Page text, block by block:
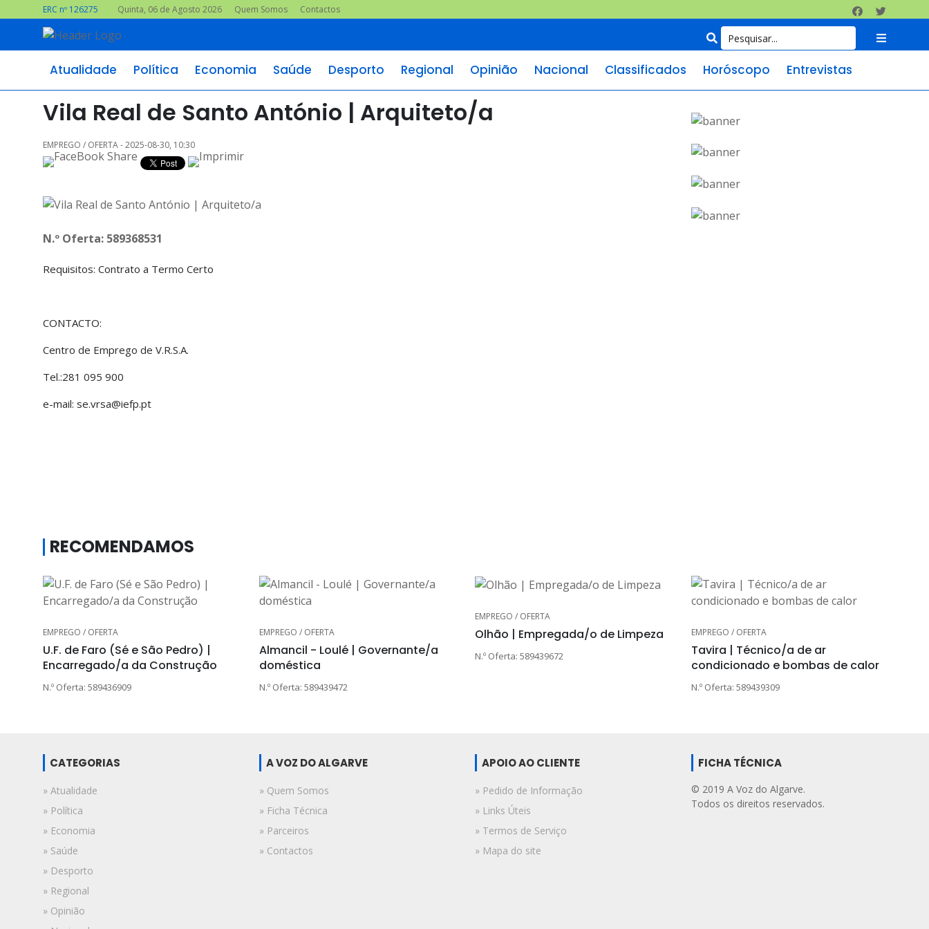
ERC nº 126275 Quinta, 06 de Agosto 2026 Quem Somos Contactos
Atualidade Política Economia Saúde Desporto Regional Opinião Nacional Classificados Horóscopo Entrevistas
Vila Real de Santo António | Arquiteto/a
EMPREGO / OFERTA - 2025-08-30, 10:30
N.º Oferta: 589368531
Requisitos: Contrato a Termo Certo
CONTACTO:
Centro de Emprego de V.R.S.A.
Tel.:281 095 900
e-mail: se.vrsa@iefp.pt
RECOMENDAMOS
EMPREGO / OFERTA
U.F. de Faro (Sé e São Pedro) |
Encarregado/a da Construção
N.º Oferta: 589436909
EMPREGO / OFERTA
Almancil - Loulé | Governante/a
doméstica
N.º Oferta: 589439472
EMPREGO / OFERTA
Olhão | Empregada/o de Limpeza
N.º Oferta: 589439672
EMPREGO / OFERTA
Tavira | Técnico/a de ar
condicionado e bombas de calor
N.º Oferta: 589439309
CATEGORIAS
» Atualidade
» Política
» Economia
» Saúde
» Desporto
» Regional
» Opinião
A VOZ DO ALGARVE
» Quem Somos
» Ficha Técnica
» Parceiros
» Contactos
APOIO AO CLIENTE
» Pedido de Informação
» Links Úteis
» Termos de Serviço
» Mapa do site
FICHA TÉCNICA
© 2019 A Voz do Algarve.
Todos os direitos reservados.